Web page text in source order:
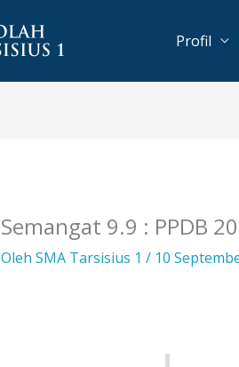
Profil
Semangat 9.9 : PPDB
Oleh SMA Tarsisius 1 / 10